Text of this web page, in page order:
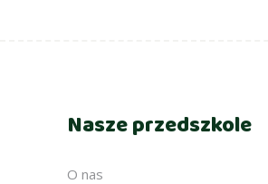
Nasze przedszkole
O nas